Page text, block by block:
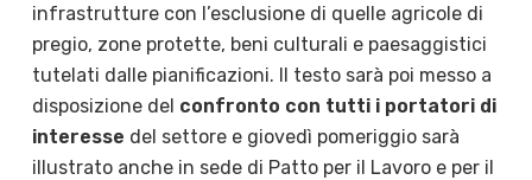
infrastrutture con l’esclusione di quelle agricole di
pregio, zone protette, beni culturali e paesaggistici
tutelati dalle pianificazioni. Il testo sarà poi messo a
disposizione del confronto con tutti i portatori di
interesse del settore e giovedì pomeriggio sarà
illustrato anche in sede di Patto per il Lavoro e per il